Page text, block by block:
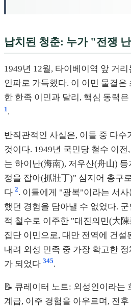
납치된 청춘: 누가 "전쟁
1949년 12월, 타이베이역 앞 거
인파로 가득했다. 이 이민 물결은
한 한족 이민과 달리, 핵심 동력
1 .
반직관적인 사실은, 이들 중 다수
것이다. 1949년 국민당 철수 이전
는 하이난(海南), 저우산(舟山)
정을 잡아(抓壯丁)" 심지어 총구
다 2. 이들에게 "광복"이라는 서
했던 경험을 담아낼 수 없었다.
적 철수로 이주한 "대진의민(大
집단 이민으로, 대만 전역에 건설
내려 외성 민족 중 가장 확고한
가 되었다 345.
📝 큐레이터 노트: 외성인이라는
계급, 이주 경험을 아우르며, 전